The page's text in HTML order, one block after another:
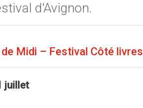
d'Avignon.
Midi – Festival Côté livres
juillet